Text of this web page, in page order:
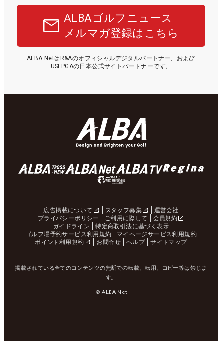
ALBAゴルフニュース
メルマガ登録はこちら
ALBA NetはR&Aのオフィシャルデジタルパートナー、および
USLPGAの日本公式サイトパートナーです。
広告掲載について スタッフ募集
運営会社
プライバシーポリシー
ご利用に際して
会員規約
ガイドライン
特定商取引法に基づく表示
ゴルフ場予約サービス利用規約
マイページサービス利用規約
ポイント利用規約
お問合せ ヘルプ サイトマップ
掲載されている全てのコンテンツの無断での転載、転用、コピー等は禁じま
す。
© ALBA Net